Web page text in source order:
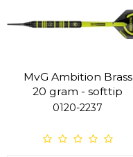
MvG Ambition Brass
20 gram - softtip
0120-2237